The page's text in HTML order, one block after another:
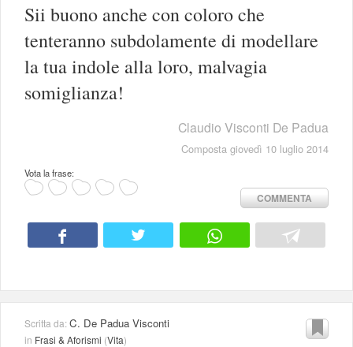
Sii buono anche con coloro che
tenteranno subdolamente di modellare
la tua indole alla loro, malvagia
somiglianza!
Claudio Visconti De Padua
Composta giovedì 10 luglio 2014
Vota la frase:
COMMENTA
Scritta da:C. De Padua Visconti
in Frasi & Aforismi (Vita)